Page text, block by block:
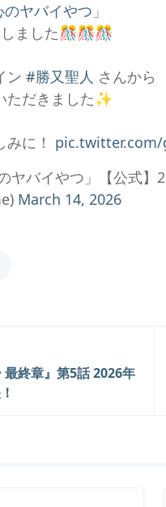
ヤバイやつ 」
ました🎊🎊🎊
ン #勝又聖人 さんから
ただきました✨️
に！ pic.twitter.com/
ヤバイやつ」【公式】
March 14, 2026
最終章』第5話 2026年